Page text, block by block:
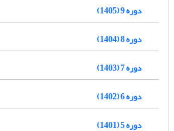
دوره 9 (1405)
دوره 8 (1404)
دوره 7 (1403)
دوره 6 (1402)
دوره 5 (1401)